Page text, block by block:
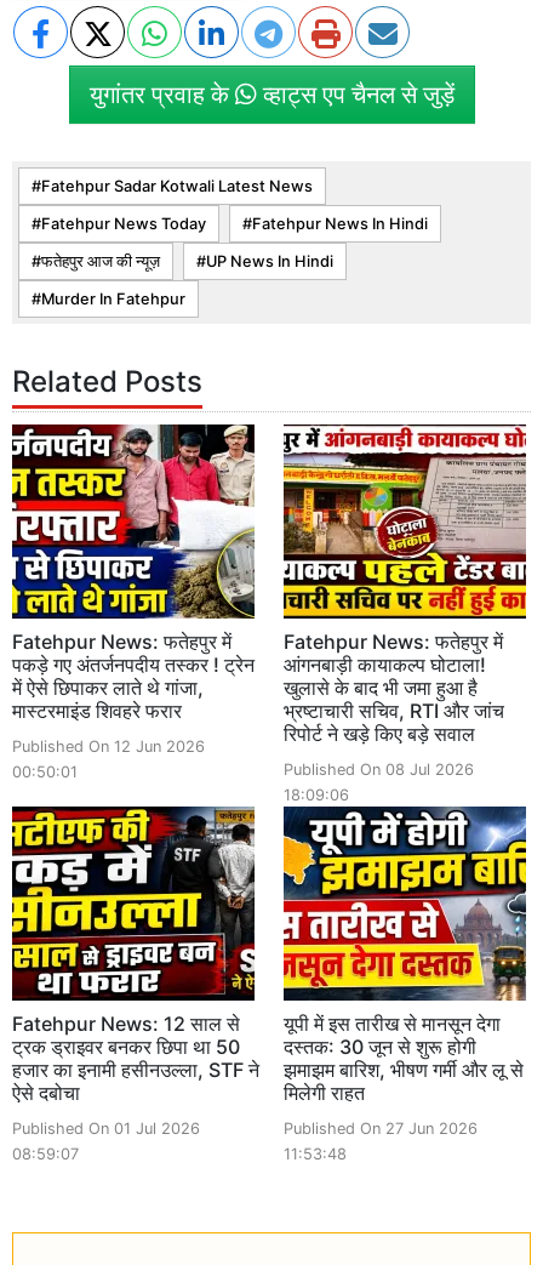
युगांतर प्रवाह के व्हाट्स एप चैनल से जुड़ें
Fatehpur Sadar Kotwali Latest News
Fatehpur News Today Fatehpur News In Hindi
फतेहपुर आज की न्यूज़ UP News In Hindi
Murder In Fatehpur
Related Posts
Fatehpur News: फतेहपुर में
पकड़े गए अंतर्जनपदीय तस्कर ! ट्रेन
में ऐसे छिपाकर लाते थे गांजा,
मास्टरमाइंड शिवहरे फरार
Published On 12 Jun 2026
00:50:01
Fatehpur News: फतेहपुर में
आंगनबाड़ी कायाकल्प घोटाला!
खुलासे के बाद भी जमा हुआ है
भ्रष्टाचारी सचिव, RTI और जांच
रिपोर्ट ने खड़े किए बड़े सवाल
Published On 08 Jul 2026
18:09:06
Fatehpur News: 12 साल से
ट्रक ड्राइवर बनकर छिपा था 50
हजार का इनामी हसीनउल्ला, STF ने
ऐसे दबोचा
Published On 01 Jul 2026
08:59:07
यूपी में इस तारीख से मानसून देगा
दस्तक: 30 जून से शुरू होगी
झमाझम बारिश, भीषण गर्मी और लू से
मिलेगी राहत
Published On 27 Jun 2026
11:53:48